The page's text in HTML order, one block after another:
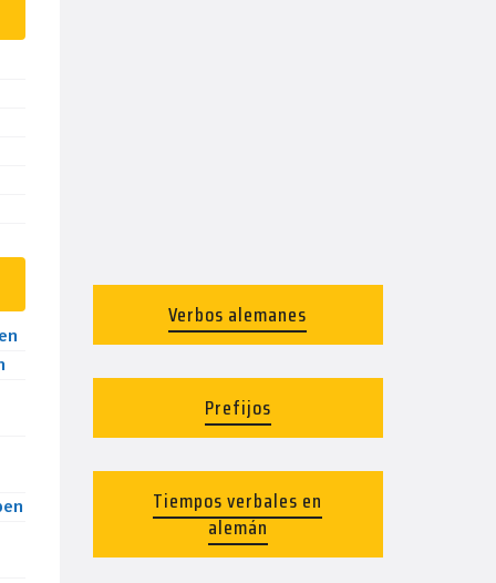
Verbos alemanes
Prefijos
Tiempos verbales en
alemán